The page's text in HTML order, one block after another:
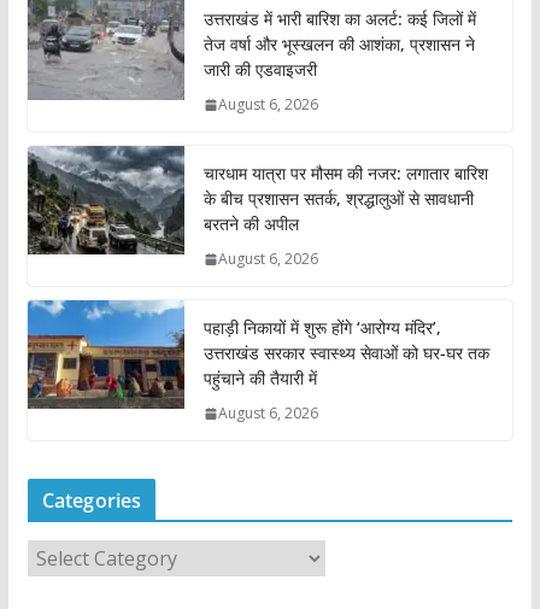
उत्तराखंड में भारी बारिश का अलर्ट: कई जिलों में
तेज वर्षा और भूस्खलन की आशंका, प्रशासन ने
जारी की एडवाइजरी
August 6, 2026
चारधाम यात्रा पर मौसम की नजर: लगातार बारिश
के बीच प्रशासन सतर्क, श्रद्धालुओं से सावधानी
बरतने की अपील
August 6, 2026
पहाड़ी निकायों में शुरू होंगे ‘आरोग्य मंदिर’,
उत्तराखंड सरकार स्वास्थ्य सेवाओं को घर-घर तक
पहुंचाने की तैयारी में
August 6, 2026
Categories
a